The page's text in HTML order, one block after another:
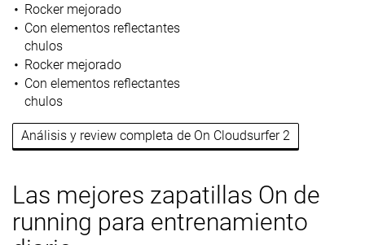
Rocker mejorado
Con elementos reflectantes
chulos
Rocker mejorado
Con elementos reflectantes
chulos
Análisis y review completa de On Cloudsurfer 2
Las mejores zapatillas On de
running para entrenamiento